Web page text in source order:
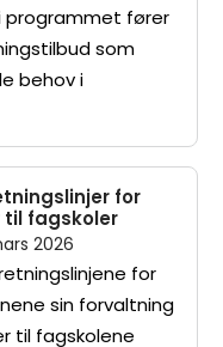
programmet fører
som
behov i
for
fagskoler
2026
for
sin forvaltning
til fagskolene